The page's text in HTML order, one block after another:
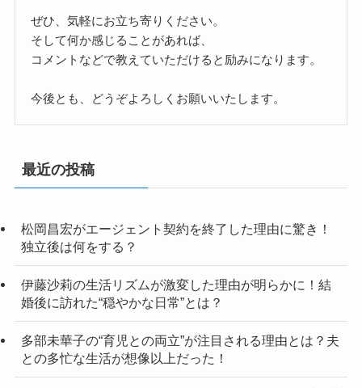
ぜひ、気軽にお立ち寄りください。
そして何か感じることがあれば、
コメントなどで教えていただけると励みになります。
今後とも、どうぞよろしくお願いいたします。
最近の投稿
松岡昌宏がエージェント契約を終了した理由に驚き！
独立後は何をする？
伊藤沙莉の生活リズムが激変した理由が明らかに！結
婚後に訪れた“穏やかな日常”とは？
多部未華子の“育児との両立”が注目される理由とは？夫
との多忙な生活が想像以上だった！